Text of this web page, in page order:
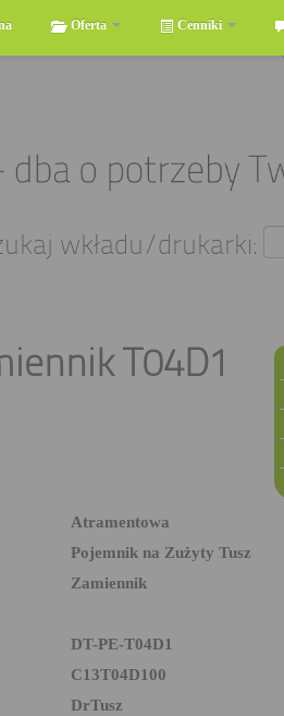
Oferta Cenniki
wkładu/drukarki:
T04D1
Atramentowa
Pojemnik na Zużyty Tusz
Zamiennik
DT-PE-T04D1
C13T04D100
DrTusz